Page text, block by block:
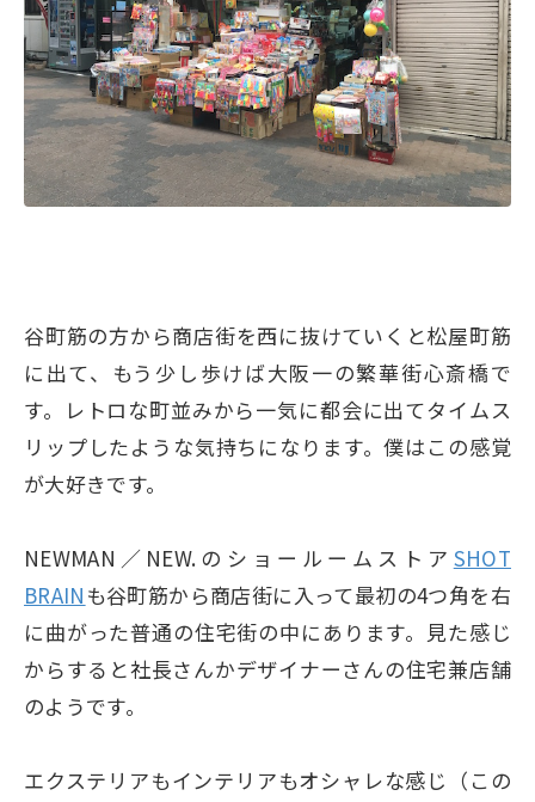
谷町筋の方から商店街を西に抜けていくと松屋町筋
に出て、もう少し歩けば大阪一の繁華街心斎橋で
す。レトロな町並みから一気に都会に出てタイムス
リップしたような気持ちになります。僕はこの感覚
が大好きです。
NEWMAN／NEW.のショールームストア SHOT
BRAIN も谷町筋から商店街に入って最初の4つ角を右
に曲がった普通の住宅街の中にあります。見た感じ
からすると社長さんかデザイナーさんの住宅兼店舗
のようです。
エクステリアもインテリアもオシャレな感じ（この